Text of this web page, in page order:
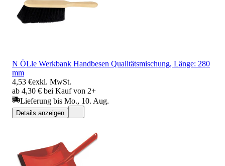
N ÖLle Werkbank Handbesen Qualitätsmischung, Länge: 280
mm
4,53 €exkl. MwSt.
ab 4,30 € bei Kauf von 2+
Lieferung bis Mo., 10. Aug.
Details anzeigen